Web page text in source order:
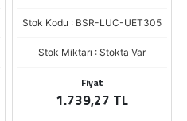
Stok Kodu : BSR-LUC-UET305
Stok Miktarı : Stokta Var
Fiyat
1.739,27 TL